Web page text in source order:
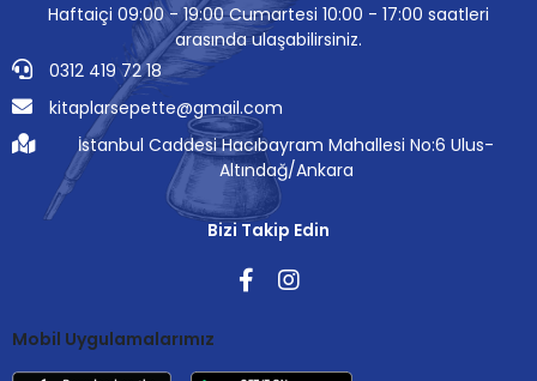
Haftaiçi 09:00 - 19:00 Cumartesi 10:00 - 17:00 saatleri
arasında ulaşabilirsiniz.
0312 419 72 18
kitaplarsepette@gmail.com
İstanbul Caddesi Hacıbayram Mahallesi No:6 Ulus-
Altındağ/Ankara
Bizi Takip Edin
Mobil Uygulamalarımız